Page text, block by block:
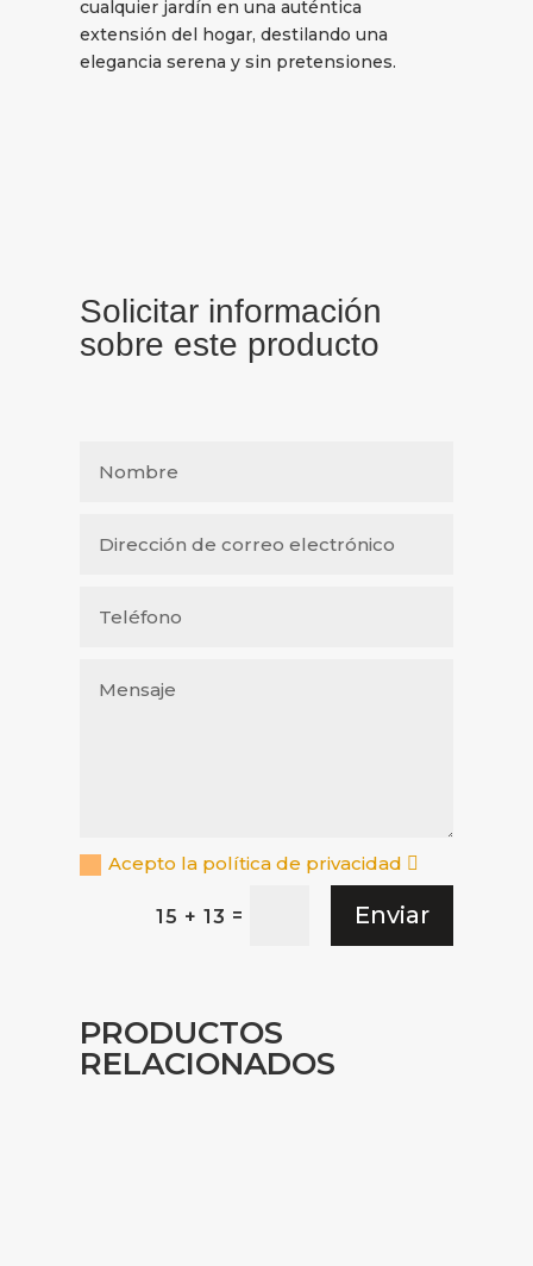
cualquier jardín en una auténtica
extensión del hogar, destilando una
elegancia serena y sin pretensiones.
Solicitar información
sobre este producto
Acepto la política de privacidad
15 + 13 = Enviar
PRODUCTOS
RELACIONADOS